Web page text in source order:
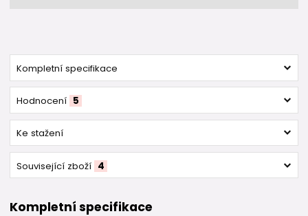
Kompletní specifikace
Hodnocení 5
Ke stažení
Související zboží 4
Kompletní specifikace